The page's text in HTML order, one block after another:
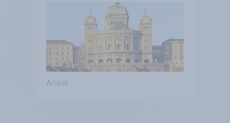
Zivildienstgesetz sinken
Artikel